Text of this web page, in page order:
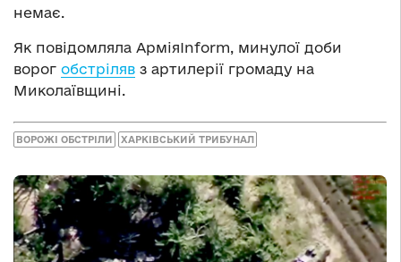
немає.
Як повідомляла АрміяInform, минулої доби
ворог обстріляв з артилерії громаду на
Миколаївщині.
ВОРОЖІ ОБСТРІЛИ ХАРКІВСЬКИЙ ТРИБУНАЛ